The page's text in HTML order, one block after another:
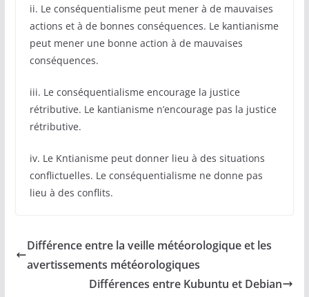
ii. Le conséquentialisme peut mener à de mauvaises
actions et à de bonnes conséquences. Le kantianisme
peut mener une bonne action à de mauvaises
conséquences.
iii. Le conséquentialisme encourage la justice
rétributive. Le kantianisme n’encourage pas la justice
rétributive.
iv. Le Kntianisme peut donner lieu à des situations
conflictuelles. Le conséquentialisme ne donne pas
lieu à des conflits.
Différence entre la veille météorologique et les
avertissements météorologiques
Différences entre Kubuntu et Debian